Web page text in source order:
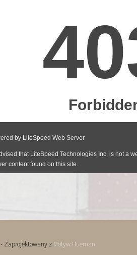
- Zaprojektowany z Motyw Hueman